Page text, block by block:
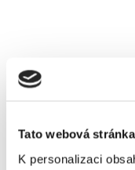
Tato webová
K personalizaci